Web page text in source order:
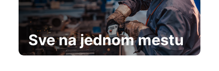
Sve na jednom mestu